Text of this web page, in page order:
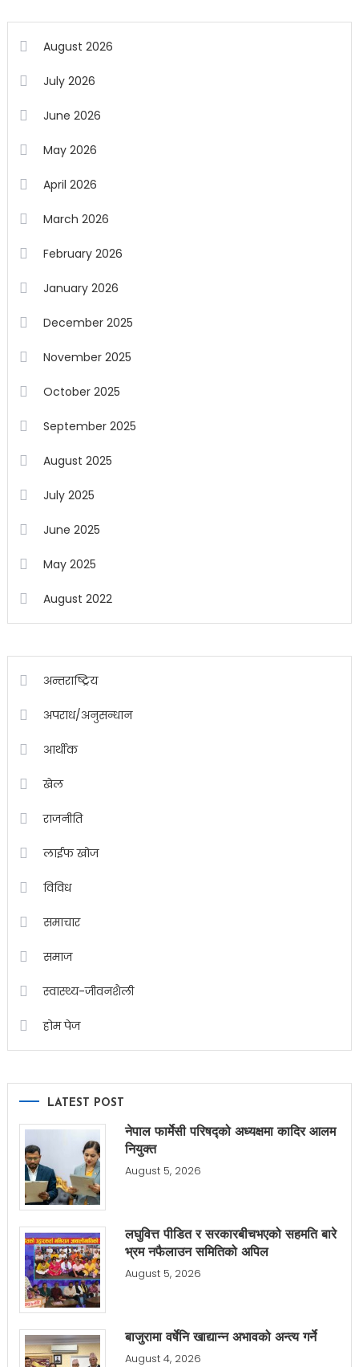
August 2026
July 2026
June 2026
May 2026
April 2026
March 2026
February 2026
January 2026
December 2025
November 2025
October 2025
September 2025
August 2025
July 2025
June 2025
May 2025
August 2022
अन्तराष्ट्रिय
अपराध/अनुसन्धान
आर्थीक
खेल
राजनीति
लाईफ खोज
विविध
समाचार
समाज
स्वास्थ्य-जीवनशैली
होम पेज
LATEST POST
नेपाल फार्मेसी परिषद्को अध्यक्षमा कादिर आलम
नियुक्त
August 5, 2026
लघुवित्त पीडित र सरकारबीचभएको सहमति बारे
भ्रम नफैलाउन समितिको अपिल
August 5, 2026
बाजुरामा वर्षेनि खाद्यान्न अभावको अन्त्य गर्ने
August 4, 2026